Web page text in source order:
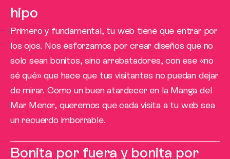
hipo
Primero y fundamental, tu web tiene que entrar por
los ojos. Nos esforzamos por crear diseños que no
solo sean bonitos, sino arrebatadores, con ese «no
sé qué» que hace que tus visitantes no puedan dejar
de mirar. Como un buen atardecer en la Manga del
Mar Menor, queremos que cada visita a tu web sea
un recuerdo imborrable.
Bonita por fuera y bonita por